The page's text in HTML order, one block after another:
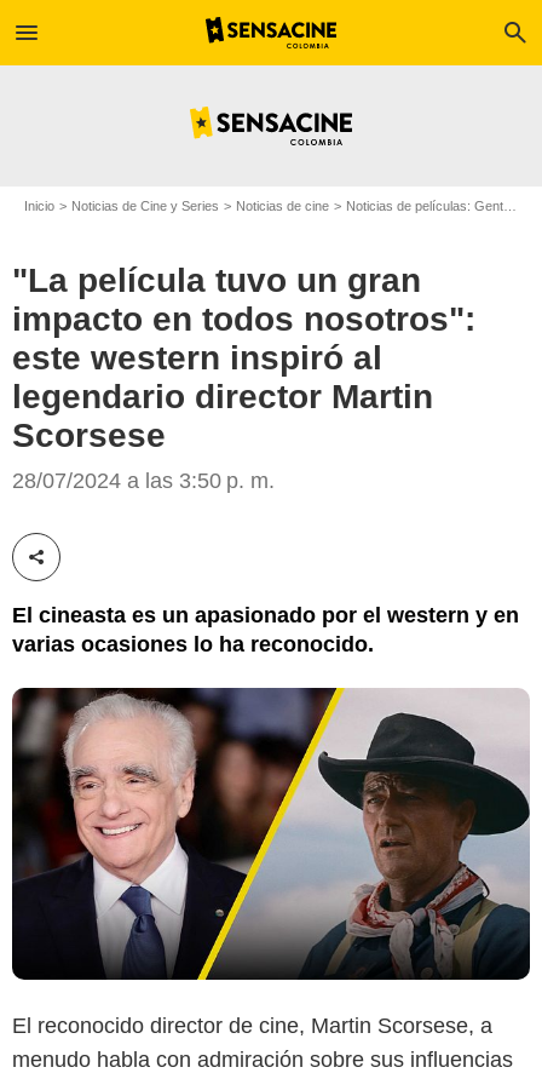
menu search
Inicio Noticias de Cine y Series Noticias de cine Noticias de películas: Gente
"La película tuvo un gran
impacto en todos nosotros":
este western inspiró al
legendario director Martin
Scorsese
28/07/2024 a las 3:50 p. m.
Compartir esta noticia
El cineasta es un apasionado por el western y en
varias ocasiones lo ha reconocido.
SensaCine Colombia
El reconocido director de cine, Martin Scorsese, a
menudo habla con admiración sobre sus influencias